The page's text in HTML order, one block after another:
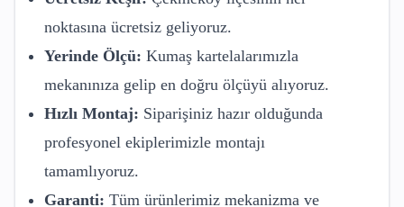
noktasına ücretsiz geliyoruz.
Yerinde Ölçü: Kumaş kartelalarımızla
mekanınıza gelip en doğru ölçüyü alıyoruz.
Hızlı Montaj: Siparişiniz hazır olduğunda
profesyonel ekiplerimizle montajı
tamamlıyoruz.
Garanti: Tüm ürünlerimiz mekanizma ve